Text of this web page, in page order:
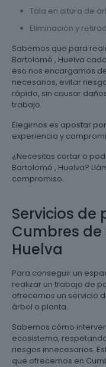
Tala en altura de
Eliminación y
Sabemos que para
Bartolomé , Huelva
eso nos encargamos
necesarios, evitar
rápido, sin causar
trabajo.
Elegirnos es apostar
experiencia y
¿Necesitas cortar o
Bartolomé , Huelva?
compromiso.
Servicios de
Cumbres de
Huelva
Para conseguir un
realizar un trabajo de
ofrecemos un servicio
árbol o planta.
Sabemos cómo
ecosistema,
riesgos innecesarios.
que ofrecemos en